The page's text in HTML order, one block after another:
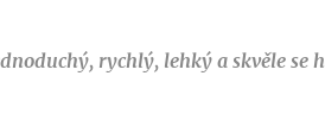
rychlý, lehký a skvěle se